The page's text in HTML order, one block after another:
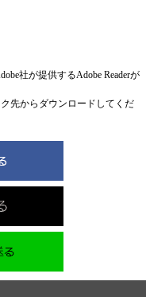
社が提供するAdobe Readerが
先からダウンロードしてくだ